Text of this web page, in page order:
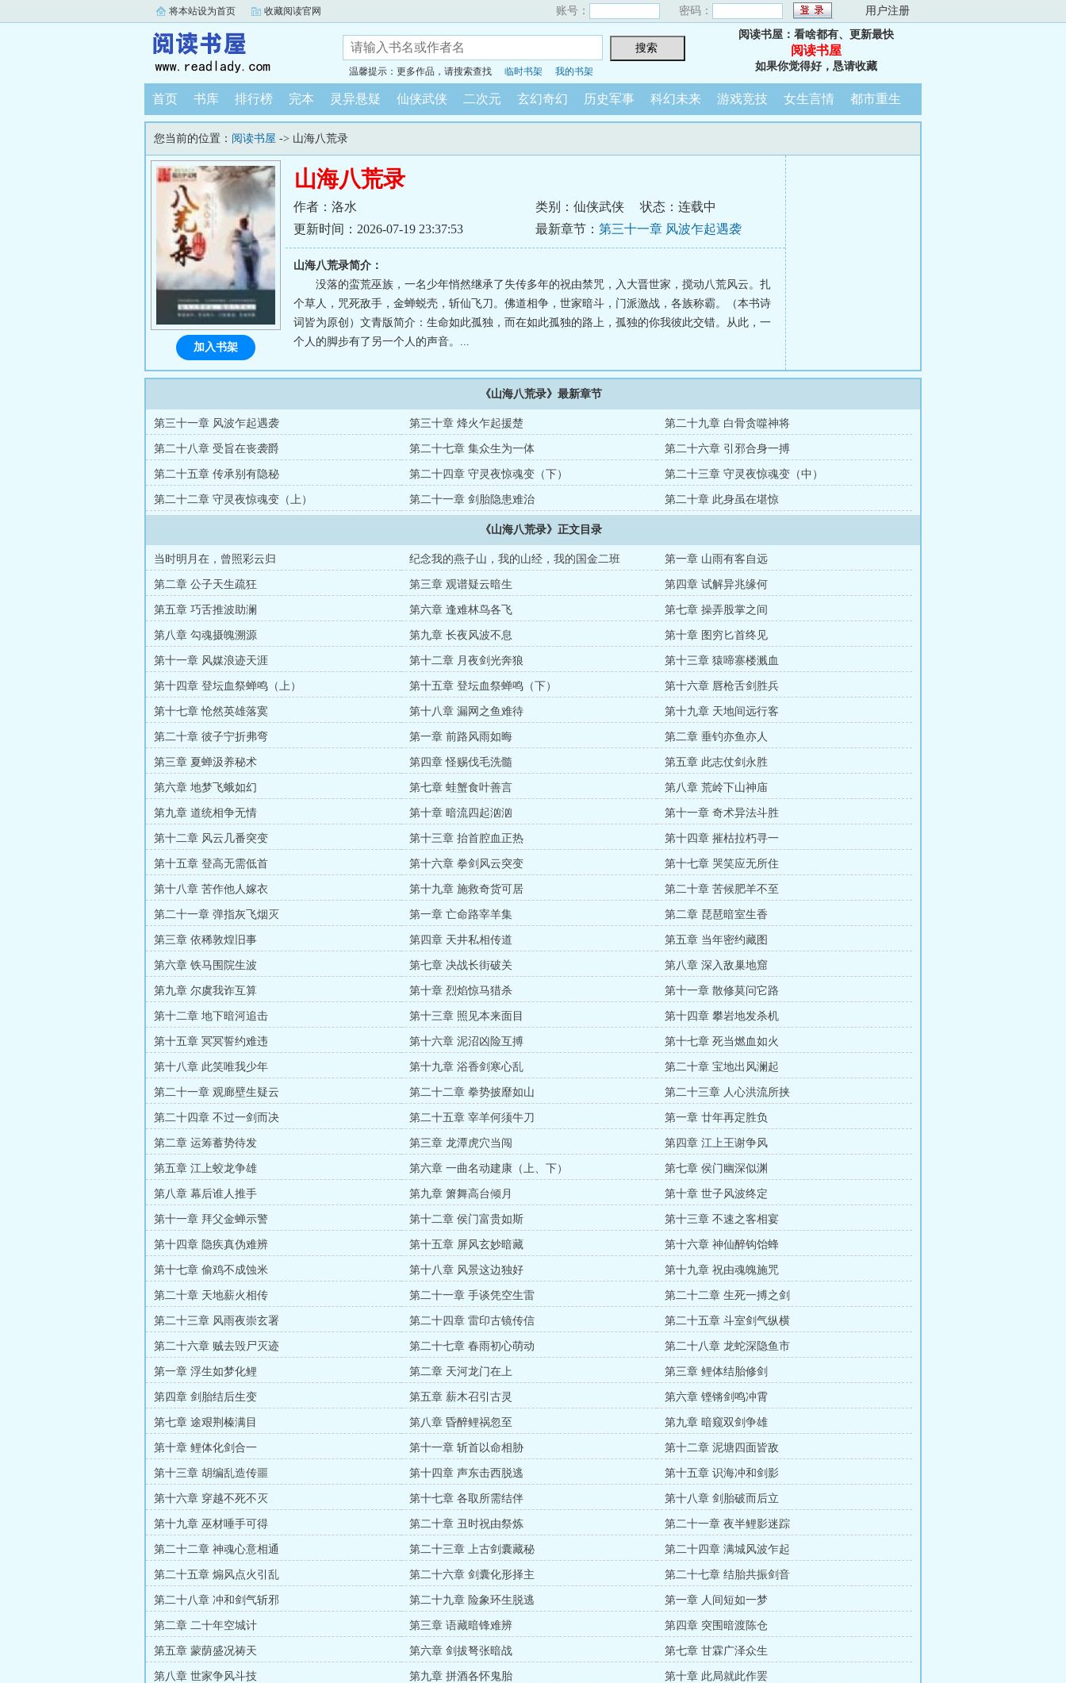
将本站设为首页 收藏阅读官网 账号： 密码： 用户注册
温馨提示：更多作品，请搜索查找 临时书架 我的书架
阅读书屋：看啥都有、更新最快
阅读书屋
如果你觉得好，恳请收藏
首页 书库 排行榜 完本 灵异悬疑 仙侠武侠 二次元 玄幻奇幻 历史军事 科幻未来 游戏竞技 女生言情 都市重生
您当前的位置： 阅读书屋 -> 山海八荒录
山海八荒录
作者：洛水 类别：仙侠武侠
状态：连载中
更新时间：2026-07-19 23:37:53
最新章节： 第三十一章 风波乍起遇袭
山海八荒录简介：
没落的蛮荒巫族，一名少年悄然继承了失传多年的祝由禁咒，入大晋世家，搅动八荒风云。扎
个草人，咒死敌手，金蝉蜕壳，斩仙飞刀。佛道相争，世家暗斗，门派激战，各族称霸。（本书诗
词皆为原创）文青版简介：生命如此孤独，而在如此孤独的路上，孤独的你我彼此交错。从此，一
个人的脚步有了另一个人的声音。...
加入书架
《山海八荒录》最新章节
第三十一章 风波乍起遇袭 第三十章 烽火乍起援楚 第二十九章 白骨贪噬神将
第二十八章 受旨在丧袭爵 第二十七章 集众生为一体 第二十六章 引邪合身一搏
第二十五章 传承别有隐秘 第二十四章 守灵夜惊魂变（下） 第二十三章 守灵夜惊魂变（中）
第二十二章 守灵夜惊魂变（上） 第二十一章 剑胎隐患难治 第二十章 此身虽在堪惊
《山海八荒录》正文目录
当时明月在，曾照彩云归 纪念我的燕子山，我的山经，我的国金二班 第一章 山雨有客自远
第二章 公子天生疏狂 第三章 观谱疑云暗生 第四章 试解异兆缘何
第五章 巧舌推波助澜 第六章 逢难林鸟各飞 第七章 操弄股掌之间
第八章 勾魂摄魄溯源 第九章 长夜风波不息 第十章 图穷匕首终见
第十一章 风媒浪迹天涯 第十二章 月夜剑光奔狼 第十三章 猿啼寨楼溅血
第十四章 登坛血祭蝉鸣（上） 第十五章 登坛血祭蝉鸣（下） 第十六章 唇枪舌剑胜兵
第十七章 怆然英雄落寞 第十八章 漏网之鱼难待 第十九章 天地间远行客
第二十章 彼子宁折弗弯 第一章 前路风雨如晦 第二章 垂钓亦鱼亦人
第三章 夏蝉汲养秘术 第四章 怪赐伐毛洗髓 第五章 此志仗剑永胜
第六章 地梦飞蛾如幻 第七章 蛙蟹食叶善言 第八章 荒岭下山神庙
第九章 道统相争无情 第十章 暗流四起汹汹 第十一章 奇术异法斗胜
第十二章 风云几番突变 第十三章 抬首腔血正热 第十四章 摧枯拉朽寻一
第十五章 登高无需低首 第十六章 拳剑风云突变 第十七章 哭笑应无所住
第十八章 苦作他人嫁衣 第十九章 施救奇货可居 第二十章 苦候肥羊不至
第二十一章 弹指灰飞烟灭 第一章 亡命路宰羊集 第二章 琵琶暗室生香
第三章 依稀敦煌旧事 第四章 天井私相传道 第五章 当年密约藏图
第六章 铁马围院生波 第七章 决战长街破关 第八章 深入敌巢地窟
第九章 尔虞我诈互算 第十章 烈焰惊马猎杀 第十一章 散修莫问它路
第十二章 地下暗河追击 第十三章 照见本来面目 第十四章 攀岩地发杀机
第十五章 冥冥誓约难违 第十六章 泥沼凶险互搏 第十七章 死当燃血如火
第十八章 此笑唯我少年 第十九章 浴香剑寒心乱 第二十章 宝地出风澜起
第二十一章 观廊壁生疑云 第二十二章 拳势披靡如山 第二十三章 人心洪流所挟
第二十四章 不过一剑而决 第二十五章 宰羊何须牛刀 第一章 廿年再定胜负
第二章 运筹蓄势待发 第三章 龙潭虎穴当闯 第四章 江上王谢争风
第五章 江上蛟龙争雄 第六章 一曲名动建康（上、下） 第七章 侯门幽深似渊
第八章 幕后谁人推手 第九章 箫舞高台倾月 第十章 世子风波终定
第十一章 拜父金蝉示警 第十二章 侯门富贵如斯 第十三章 不速之客相宴
第十四章 隐疾真伪难辨 第十五章 屏风玄妙暗藏 第十六章 神仙醉钩饴蜂
第十七章 偷鸡不成蚀米 第十八章 风景这边独好 第十九章 祝由魂魄施咒
第二十章 天地薪火相传 第二十一章 手谈凭空生雷 第二十二章 生死一搏之剑
第二十三章 风雨夜崇玄署 第二十四章 雷印古镜传信 第二十五章 斗室剑气纵横
第二十六章 贼去毁尸灭迹 第二十七章 春雨初心萌动 第二十八章 龙蛇深隐鱼市
第一章 浮生如梦化鲤 第二章 天河龙门在上 第三章 鲤体结胎修剑
第四章 剑胎结后生变 第五章 薪木召引古灵 第六章 铿锵剑鸣冲霄
第七章 途艰荆榛满目 第八章 昏醉鲤祸忽至 第九章 暗窥双剑争雄
第十章 鲤体化剑合一 第十一章 斩首以命相胁 第十二章 泥塘四面皆敌
第十三章 胡编乱造传噩 第十四章 声东击西脱逃 第十五章 识海冲和剑影
第十六章 穿越不死不灭 第十七章 各取所需结伴 第十八章 剑胎破而后立
第十九章 巫材唾手可得 第二十章 丑时祝由祭炼 第二十一章 夜半鲤影迷踪
第二十二章 神魂心意相通 第二十三章 上古剑囊藏秘 第二十四章 满城风波乍起
第二十五章 煽风点火引乱 第二十六章 剑囊化形择主 第二十七章 结胎共振剑音
第二十八章 冲和剑气斩邪 第二十九章 险象环生脱逃 第一章 人间短如一梦
第二章 二十年空城计 第三章 语藏暗锋难辨 第四章 突围暗渡陈仓
第五章 蒙荫盛况祷天 第六章 剑拔弩张暗战 第七章 甘霖广泽众生
第八章 世家争风斗技 第九章 拼酒各怀鬼胎 第十章 此局就此作罢